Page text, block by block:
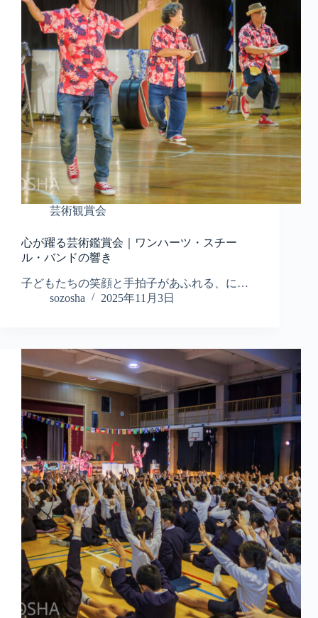
芸術観賞会
心が躍る芸術鑑賞会｜ワンハーツ・スチー
ル・バンドの響き
子どもたちの笑顔と手拍子があふれる、に…
sozosha
2025年11月3日